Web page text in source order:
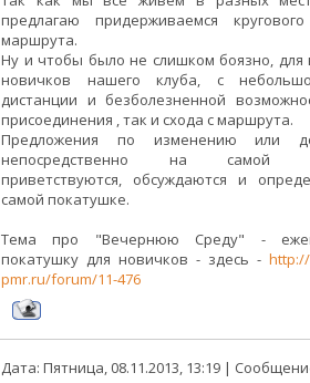
предлагаю придерживаемся
маршрута.
Ну и чтобы было не слишком боязно, для
новичков нашего клуба, с
дистанции и безболезненной
присоединения , так и схода с маршрута.
Предложения по изменению или
непосредственно на самой
приветствуются, обсуждаются и
самой покатушке.
Тема про "Вечернюю Среду" -
покатушку для новичков - здесь -
pmr.ru/forum/11-476
Дата: Пятница, 08.11.2013, 13:19 |